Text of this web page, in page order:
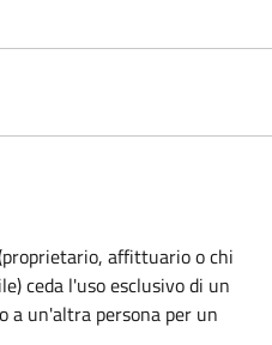
affittuario o chi
ceda l'uso esclusivo di un
a un'altra persona per un